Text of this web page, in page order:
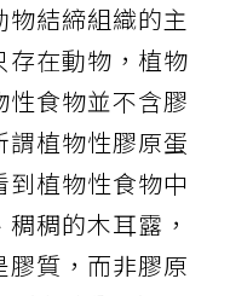
結締組織的主
存在動物，植物
食物並不含膠
植物性膠原蛋
到植物性食物中
稠的木耳露，
膠質，而非膠原